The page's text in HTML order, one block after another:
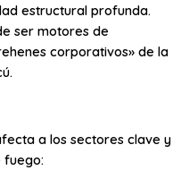
estructural profunda.
ser motores de
corporativos» de la
a los sectores clave y
fuego: